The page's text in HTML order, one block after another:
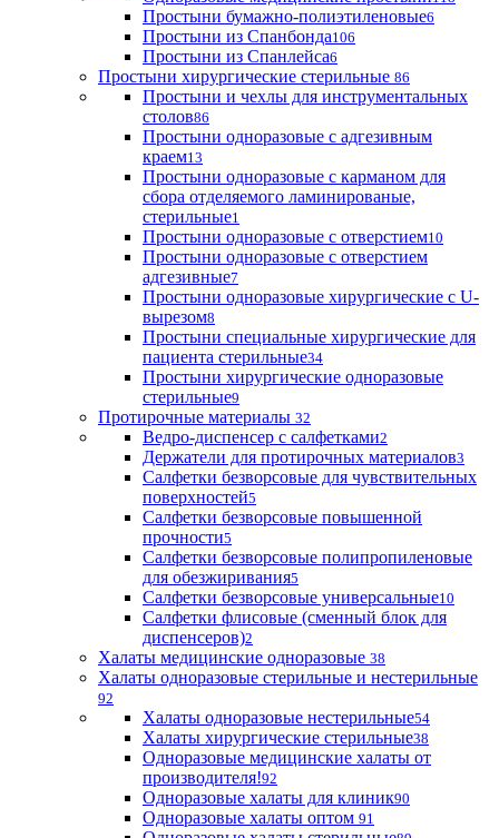
Простыни бумажно-полиэтиленовые6
Простыни из Спанбонда106
Простыни из Спанлейса6
Простыни хирургические стерильные 86
Простыни и чехлы для инструментальных
столов86
Простыни одноразовые с адгезивным
краем13
Простыни одноразовые с карманом для
сбора отделяемого ламинированые,
стерильные1
Простыни одноразовые с отверстием10
Простыни одноразовые с отверстием
адгезивные7
Простыни одноразовые хирургические с U-
вырезом8
Простыни специальные хирургические для
пациента стерильные34
Простыни хирургические одноразовые
стерильные9
Протирочные материалы 32
Ведро-диспенсер с салфетками2
Держатели для протирочных материалов3
Салфетки безворсовые для чувствительных
поверхностей5
Салфетки безворсовые повышенной
прочности5
Салфетки безворсовые полипропиленовые
для обезжиривания5
Салфетки безворсовые универсальные10
Салфетки флисовые (сменный блок для
диспенсеров)2
Халаты медицинские одноразовые 38
Халаты одноразовые стерильные и нестерильные
92
Халаты одноразовые нестерильные54
Халаты хирургические стерильные38
Одноразовые медицинские халаты от
производителя!92
Одноразовые халаты для клиник90
Одноразовые халаты оптом 91